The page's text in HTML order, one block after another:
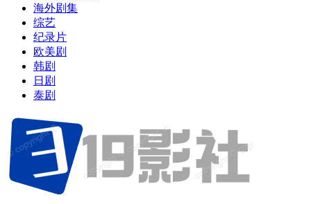
海外剧集
综艺
纪录片
欧美剧
韩剧
日剧
泰剧